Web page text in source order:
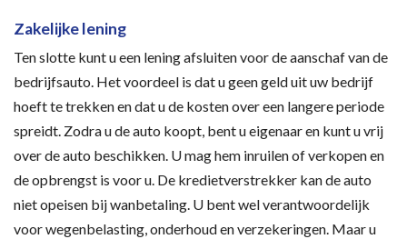
Zakelijke lening
Ten slotte kunt u een lening afsluiten voor de aanschaf van de
bedrijfsauto. Het voordeel is dat u geen geld uit uw bedrijf
hoeft te trekken en dat u de kosten over een langere periode
spreidt. Zodra u de auto koopt, bent u eigenaar en kunt u vrij
over de auto beschikken. U mag hem inruilen of verkopen en
de opbrengst is voor u. De kredietverstrekker kan de auto
niet opeisen bij wanbetaling. U bent wel verantwoordelijk
voor wegenbelasting, onderhoud en verzekeringen. Maar u